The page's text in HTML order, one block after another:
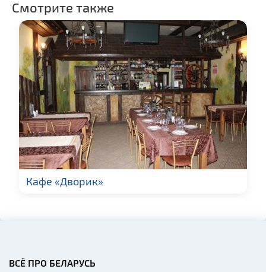
Музеи
Галереи
Памятники природы
Производства
Военная история
Мастер-классы
Квесты
Новости
Спортинг-клубы и тиры
Памятники
Национальные парки и
Смотрите также
Кафе «Дворик»
ВСЁ ПРО БЕЛАРУСЬ